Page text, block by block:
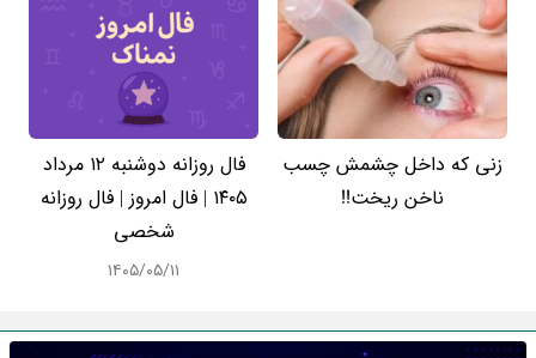
زنی که داخل چشمش چسب
ناخن ریخت!!
فال روزانه دوشنبه ۱۲ مرداد
۱۴۰۵ | فال امروز | فال روزانه
شخصی
۱۴۰۵/۰۵/۱۱